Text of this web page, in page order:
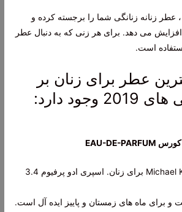
عطر زنانه زنانگی شما را برجسته کرده و
می دهد. برای هر زنی که به دنبال عطر
است.
عطر برای زنان بر
دارد:
Michael Kors By Michael Kors برای زنان. اسپری ادو پرفیوم 3.4
و برای ماه های زمستان و پاییز ایده آل است.